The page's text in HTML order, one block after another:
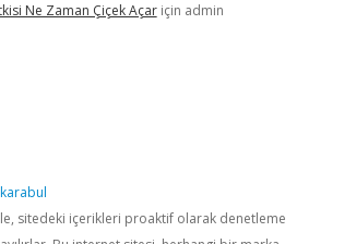
Ne Zaman Çiçek Açariçin admin
sitedeki içerikleri proaktif olarak denetleme